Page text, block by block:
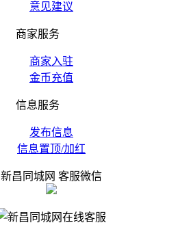
意见建议
商家服务
商家入驻
金币充值
信息服务
发布信息
信息置顶/加红
新昌同城网 客服微信